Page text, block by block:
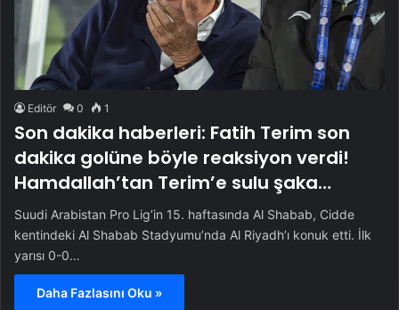
Editör 0 1
Son dakika haberleri: Fatih Terim son
dakika golüne böyle reaksiyon verdi!
Hamdallah’tan Terim’e sulu şaka…
Suudi Arabistan Pro Lig’in 15. haftasında Al Shabab, Cidde
kentindeki Al Shabab Stadyumu’nda Al Riyadh’ı konuk etti. İlk
yarısı 0-0…
Daha Fazlasını Oku »